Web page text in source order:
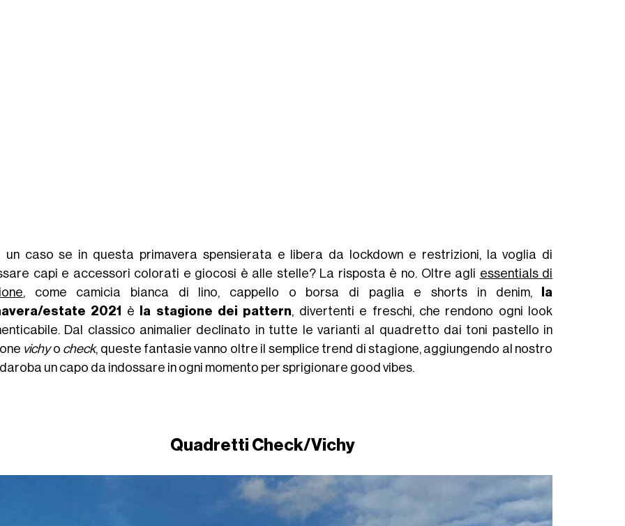
un caso se in questa primavera spensierata e libera da lockdown e restrizioni, la voglia di
capi e accessori colorati e giocosi è alle stelle? La risposta è no. Oltre agli essentials di
, come camicia bianca di lino, cappello o borsa di paglia e shorts in denim,
la
estate 2021 è la stagione dei pattern, divertenti e freschi, che rendono ogni look
Dal classico animalier declinato in tutte le varianti al quadretto dai toni pastello in
vichyo check, queste fantasie vanno oltre il semplice trend di stagione, aggiungendo al nostro
un capo da indossare in ogni momento per sprigionare good vibes.
Quadretti Check/Vichy